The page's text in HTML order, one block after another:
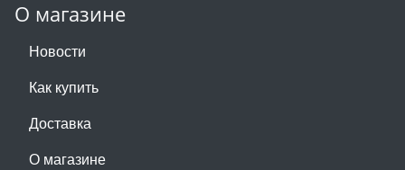
О магазине
Новости
Как купить
Доставка
О магазине